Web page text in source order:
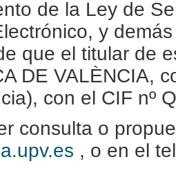
de la Ley de
y
que el titular de
DE VALÈNCIA,
con el CIF nº
consulta o
, o en el